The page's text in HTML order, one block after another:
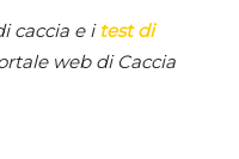
caccia e i test di
web di Caccia